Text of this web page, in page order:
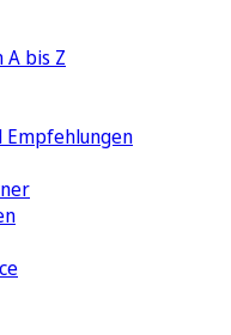
A bis Z
Empfehlungen